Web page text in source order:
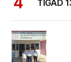
TİGAD